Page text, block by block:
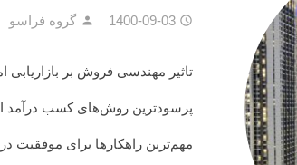
1400-09-03 گروه فراسو
تاثیر مهندسی فروش بر
پرسودترین روش‌های کسب درآمد
مهم‌ترین راهکارها برای